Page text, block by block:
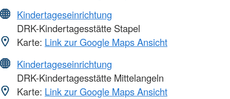
Kindertageseinrichtung
DRK-Kindertagesstätte Stapel
Karte: Link zur Google Maps Ansicht
Kindertageseinrichtung
DRK-Kindertagesstätte Mittelangeln
Karte: Link zur Google Maps Ansicht